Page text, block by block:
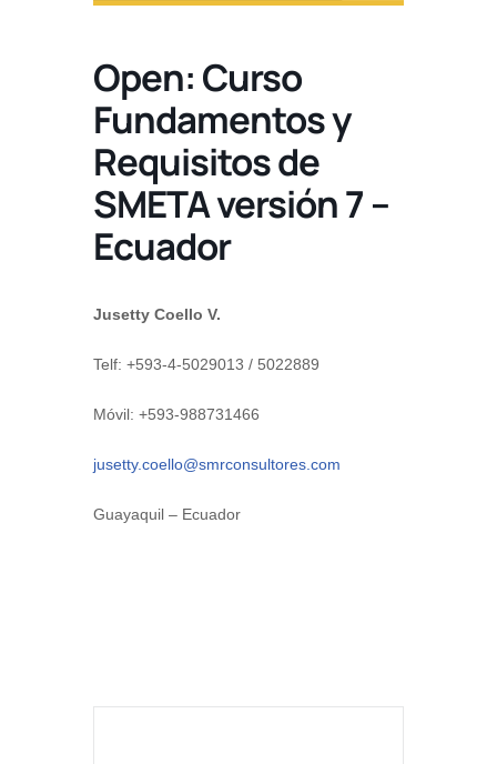
Open: Curso
Fundamentos y
Requisitos de
SMETA versión 7 –
Ecuador
Jusetty Coello V.
Telf: +593-4-5029013 / 5022889
Móvil: +593-988731466
jusetty.coello@smrconsultores.com
Guayaquil – Ecuador